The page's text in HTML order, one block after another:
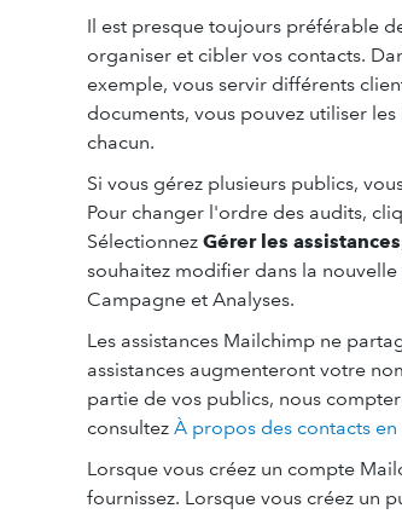
Il est presque toujours préférable
organiser et cibler vos contacts.
exemple, vous servir différents
documents, vous pouvez utiliser
chacun.
Si vous gérez plusieurs publics,
Pour changer l'ordre des audits,
Sélectionnez Gérer les assistances
souhaitez modifier dans la
Campagne et Analyses.
Les assistances Mailchimp ne
assistances augmenteront votre
partie de vos publics, nous
consultez À propos des contacts
Lorsque vous créez un compte
fournissez. Lorsque vous créez un